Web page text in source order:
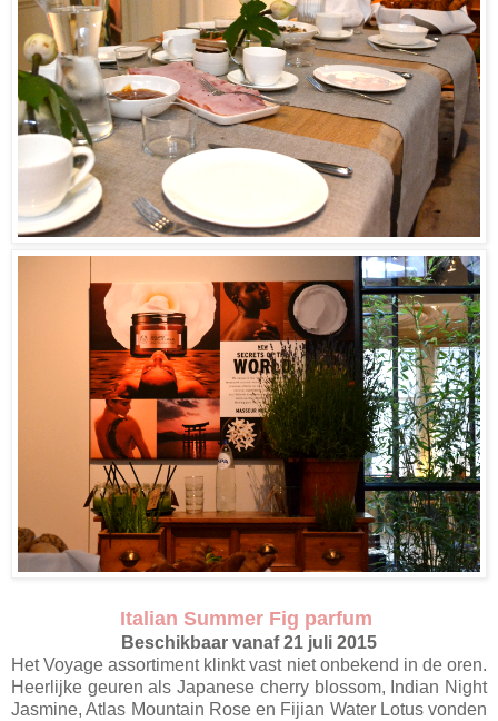
Italian Summer Fig parfum
Beschikbaar vanaf 21 juli 2015
Het Voyage assortiment klinkt vast niet onbekend in de oren.
Heerlijke geuren als Japanese cherry blossom, Indian Night
Jasmine, Atlas Mountain Rose en Fijian Water Lotus vonden